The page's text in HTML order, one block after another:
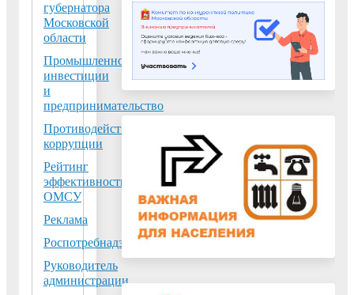
губернатора
Московской
области
Промышленность,
инвестиции
и
предпринимательство
Противодействие
коррупции
Рейтинг
эффективности
ОМСУ
Реклама
Роспотребнадзор
Руководитель
администрации